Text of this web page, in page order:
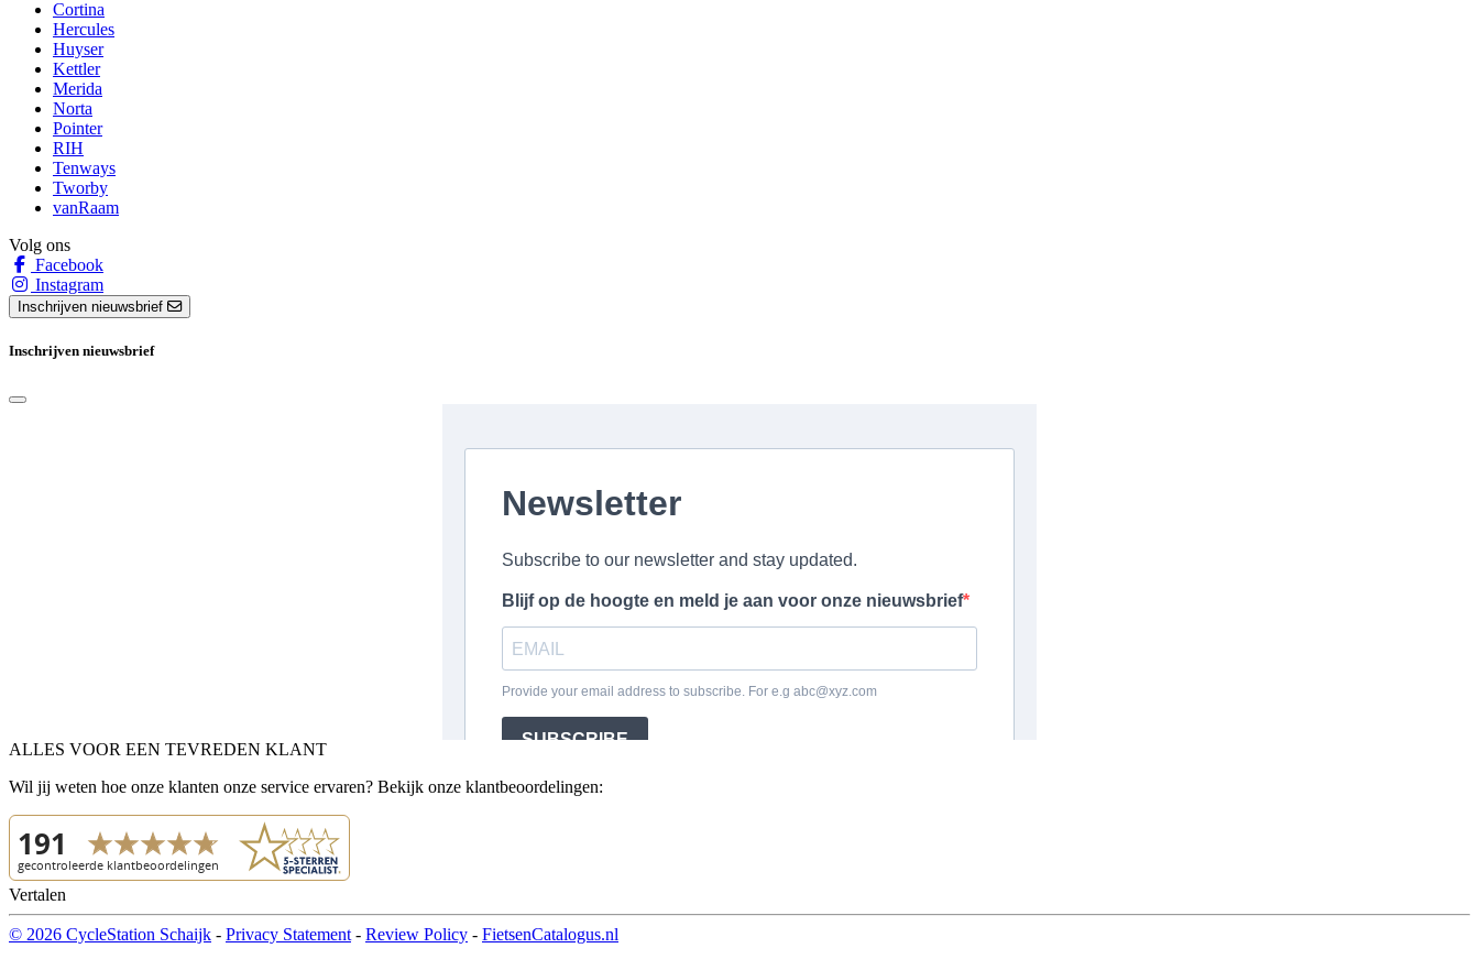
Cortina
Hercules
Huyser
Kettler
Merida
Norta
Pointer
RIH
Tenways
Tworby
vanRaam
Volg ons
Facebook
Instagram
Inschrijven nieuwsbrief
Inschrijven nieuwsbrief
ALLES VOOR EEN TEVREDEN KLANT
Wil jij weten hoe onze klanten onze service ervaren? Bekijk onze klantbeoordelingen:
Vertalen
© 2026 CycleStation Schaijk - Privacy Statement - Review Policy - FietsenCatalogus.nl